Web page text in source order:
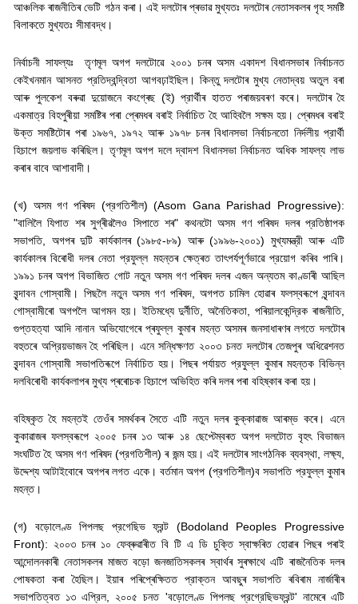
আঞ্চলিক ৰাজনীতিৰ ভেটি গঠন কৰা। এই দলটোৰ প্ৰভাৱ মুখ্যতঃ দলটোৰ নেতাসকলৰ গৃহ সমষ্টি
বিলাকতে মুখ্যতঃ সীমাবদ্ধ।
নির্বাচনী সাফল্যঃ তৃণমূল অগপ দলটোৱে ২০০১ চনৰ অসম একাদশ বিধানসভাৰনির্বাচনত
কেইখনমান আসনত প্রতিদ্বন্দ্বিতা আগবঢ়াইছিল। কিন্তু দলটোৰ মুখ্য নেতাদ্বয় অতুল বৰা
আৰু পুলকেশ বৰুৱা দুয়োজনে কংগ্ৰেছ (ই) প্রার্থীৰ হাতত পৰাজয়বৰণ কৰে। দলটোৰ হৈ
একমাত্র বিহপুৰীয়া সমষ্টিৰ পৰা প্ৰেমধৰ বৰাই নিৰ্বাচিত হৈ আহিবলৈ সক্ষম হয়। প্ৰেমধৰ বৰাই
উক্ত সমষ্টিটোৰ পৰা ১৯৬৭
১৯৭২ আৰু ১৯৭৮ চনৰ বিধানসভা নির্বাচনতো নির্দলীয় প্রার্থী
হিচাপে জয়লাভ কৰিছিল। তৃণমূল অগপ দলে দ্বাদশ বিধানসভা নির্বাচনত অধিক সাফল্য লাভ
কৰাৰ বাবে আশাবাদী।
(খ) অসম গণ পৰিষদ (প্রগতিশীল) (Asom Gana Parishad Progressive):
"বালিলৈ যিপাত শৰ সুগ্ৰীৱলৈও সিপাতে শৰ" কথনটো অসম গণ পৰিষদ দলৰ প্রতিষ্ঠাপক
সভাপতি, অগপৰ দুটি কার্যকালৰ (১৯৮৫-৮৯) আৰু (১৯৯৬-২০০১) মুখ্যমন্ত্রী আৰু এটি
কার্যকালৰ বিৰোধী দলৰ নেতা প্রফুল্ল মহন্তৰ ক্ষেত্ৰত তাৎপর্যপূর্ণভাৱে প্রয়োগ কৰিব পাৰি।
১৯৯১ চনৰ অগপ বিভাজিত গোট নতুন অসম গণ পৰিষদ দলৰ এজন অন্যতম কাণ্ডাৰী আছিল
বৃন্দাবন গোস্বামী। পিছলৈ নতুন অসম গণ পৰিষদ, অগপত চামিল হোৱাৰ ফলস্বৰূপে বৃন্দাবন
গোস্বামীৰো অগপলৈ আগমন হয়। ইতিমধ্যে দুর্নীতি,অনৈতিকতা ,পৰিয়ালকেন্দ্রিক ৰাজনীতি,
গুপ্তহত্যা আদি নানান অভিযোগেৰে প্ৰফুল্ল কুমাৰ মহন্ত অসমৰ জনসাধাৰণৰ লগতে দলটোৰ
বহুতৰে অপ্রিয়ভাজন হৈ পৰিছিল। এনে সন্ধিক্ষণত ২০০৩ চনত দলটোৰ তেজপুৰ অধিৱেশনত
বৃন্দাবন গোস্বামী সভাপতিৰূপে নির্বাচিত হয়। পিছৰ পৰ্যায়ত প্রফুল্ল কুমাৰ মহন্তক বিভিন্ন
দলবিৰোধী কার্যকলাপৰ মুখ্য প্ৰৰোচক হিচাপে অভিহিত কৰি দলৰ পৰা বহিষ্কাৰ কৰা হয়।
বহিষ্কৃত হৈ মহন্তই তেওঁৰ সমৰ্থকৰ সৈতে এটি নতুন দলৰ কুক্কাৱাজ আৰম্ভ কৰে। এনে
কুকাৱাজৰ ফলস্বৰূপে ২০০৫ চনৰ ১৩ আৰু ১৪ ছেপ্টেম্বৰত অগপ দলটোত বৃহৎ বিভাজন
সংঘটিত হৈ অসম গণ পৰিষদ (প্রগতিশীল) ৰ জন্ম হয়। এই দলটোৰ সাংগঠনিক ব্যবস্থা,লক্ষ্য
উদ্দেশ্য আটাইবোৰে অগপৰ লগত একে। বর্তমান অগপ (প্রগতিশীল)ব সভাপতি প্রফুল্ল কুমাৰ
মহন্ত।
(গ) বড়োলেণ্ড পিপলছ প্রগেছিভ ফ্রন্ট (Bodoland Peoples Progressive
Front): ২০০৩ চনৰ ১০ ফেব্ৰুৱাৰীত বি টি এ ডি চুক্তি স্বাক্ষৰিত হোৱাৰ পিছৰ পৰাই
আন্দোলনকাৰী নেতাসকলৰ মাজত বড়ো জনজাতিসকলৰ স্বাৰ্থৰ সুৰক্ষাথে এটি ৰাজনৈতিক দলৰ
পোষকতা কৰা হৈছিল। ইয়াৰ পৰিপ্ৰেক্ষিতত প্রাক্তন আবছুৰ সভাপতি ৰবিৰাম নাৰ্জাৰীৰ
সভাপতিত্বত ১৩ এপ্রিল ,২০০৫ চনত 'বড়োলেণ্ড পিপলছ প্রগ্রেছিভফ্রন্ট' নামেৰে এটি